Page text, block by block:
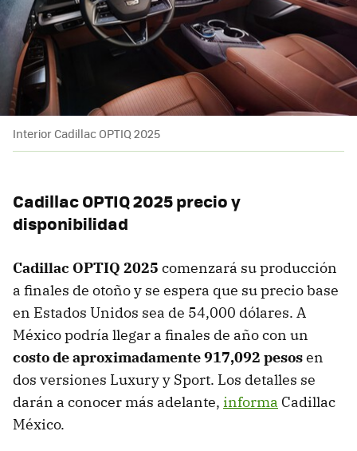
Interior Cadillac OPTIQ 2025
Cadillac OPTIQ 2025 precio y
disponibilidad
Cadillac OPTIQ 2025 comenzará su producción
a finales de otoño y se espera que su precio base
en Estados Unidos sea de 54,000 dólares. A
México podría llegar a finales de año con un
costo de aproximadamente 917,092 pesosen
dos versiones Luxury y Sport. Los detalles se
darán a conocer más adelante, informa Cadillac
México.